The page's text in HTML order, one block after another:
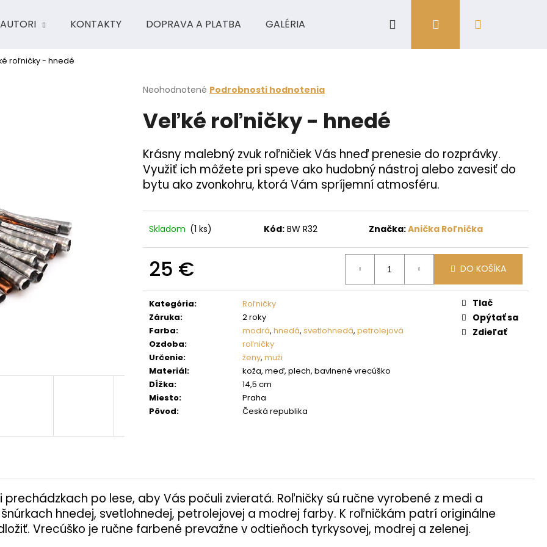
AUTORI KONTAKTY DOPRAVA A PLATBA GALÉRIA Hľadať Prihlásenie
roľničky - hnedé
Priemerné
produktu
je
z
5
hviezdičiek.
Neohodnotené Podrobnosti hodnotenia
Veľké roľničky - hnedé
Krásny malebný zvuk roľničiek Vás hneď prenesie do rozprávky.
Využiť ich môžete pri speve ako hudobný nástroj alebo zavesiť do
bytu ako zvonkohru, ktorá Vám spríjemní atmosféru.
Skladom (1 ks) Kód: BW R32 Značka:Anička Roľnička
25 €
cena:
DO KOŠÍKA
Kategória:
Roľničky
Záruka:
2 roky
Farba: modrá, hnedá, svetlohnedá, petrolejová
Ozdoba:
roľničky
Určenie: ženy, muži
Materiál:
koža, meď, plech, bavlnené vrecúško
Dĺžka:
14,5 cm
Miesto:
Praha
Pôvod: Česká republika
Tlač
Opýtať sa
Zdieľať
po lese, aby Vás počuli zvieratá. Roľničky sú ručne vyrobené z medi a
hnedej, svetlohnedej, petrolejovej a modrej farby. K roľničkám patrí originálne
Vrecúško je ručne farbené prevažne v odtieňoch tyrkysovej, modrej a zelenej.
Čo potrebujete nájsť?
HĽADAŤ